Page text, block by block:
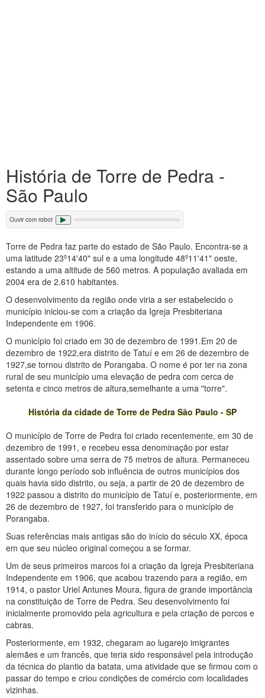
História de Torre de Pedra -
São Paulo
Ouvir com robot
Torre de Pedra faz parte do estado de São Paulo. Encontra-se a
uma latitude 23º14′40" sul e a uma longitude 48º11′41" oeste,
estando a uma altitude de 560 metros. A população avaliada em
2004 era de 2.610 habitantes.
O desenvolvimento da região onde viria a ser estabelecido o
município iniciou-se com a criação da Igreja Presbiteriana
Independente em 1906.
O município foi criado em 30 de dezembro de 1991.Em 20 de
dezembro de 1922,era distrito de Tatuí e em 26 de dezembro de
1927,se tornou distrito de Porangaba. O nome é por ter na zona
rural de seu município uma elevação de pedra com cerca de
setenta e cinco metros de altura,semelhante a uma "torre".
História da cidade de Torre de Pedra São Paulo - SP
O município de Torre de Pedra foi criado recentemente, em 30 de
dezembro de 1991, e recebeu essa denominação por estar
assentado sobre uma serra de 75 metros de altura. Permaneceu
durante longo período sob influência de outros municípios dos
quais havia sido distrito, ou seja, a partir de 20 de dezembro de
1922 passou a distrito do município de Tatuí e, posteriormente, em
26 de dezembro de 1927, foi transferido para o município de
Porangaba.
Suas referências mais antigas são do início do século XX, época
em que seu núcleo original começou a se formar.
Um de seus primeiros marcos foi a criação da Igreja Presbiteriana
Independente em 1906, que acabou trazendo para a região, em
1914, o pastor Uriel Antunes Moura, figura de grande importância
na constituição de Torre de Pedra. Seu desenvolvimento foi
inicialmente promovido pela agricultura e pela criação de porcos e
cabras.
Posteriormente, em 1932, chegaram ao lugarejo imigrantes
alemães e um francês, que teria sido responsável pela introdução
da técnica do plantio da batata, uma atividade que se firmou com o
passar do tempo e criou condições de comércio com localidades
vizinhas.